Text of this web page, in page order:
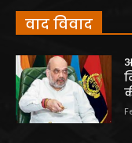
वाद विवाद